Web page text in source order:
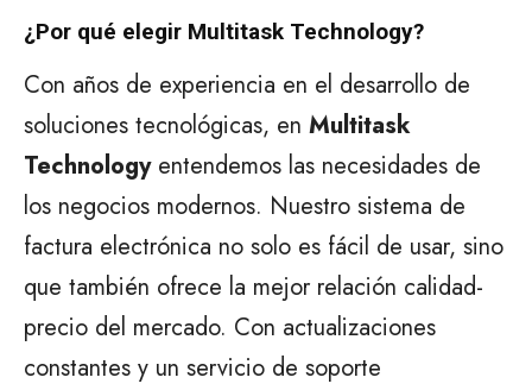
¿Por qué elegir Multitask Technology?
Con años de experiencia en el desarrollo de
soluciones tecnológicas, en Multitask
Technologyentendemos las necesidades de
los negocios modernos. Nuestro sistema de
factura electrónica no solo es fácil de usar, sino
que también ofrece la mejor relación calidad-
precio del mercado. Con actualizaciones
constantes y un servicio de soporte